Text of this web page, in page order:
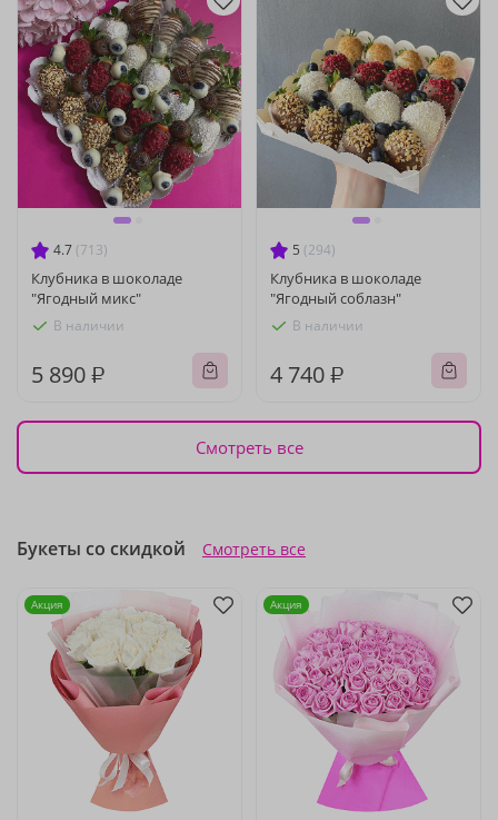
4.7 (713)
Клубника в шоколаде
"Ягодный микс"
В наличии
5 890 ₽
5 (294)
Клубника в шоколаде
"Ягодный соблазн"
В наличии
4 740 ₽
Смотреть все
Букеты со скидкой Смотреть все
Акция Акция